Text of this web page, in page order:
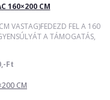
160×200 CM
VASTAG)FEDEZD FEL A 160
A TÁMOGATÁS,
Ft